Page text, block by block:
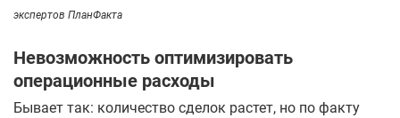
экспертов ПланФакта
Невозможность оптимизировать
операционные расходы
Бывает так: количество сделок растет, но по факту